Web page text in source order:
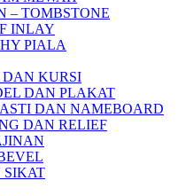
– TOMBSTONE
INLAY
PIALA
DAN KURSI
DAN PLAKAT
DAN NAMEBOARD
DAN RELIEF
SIKAT